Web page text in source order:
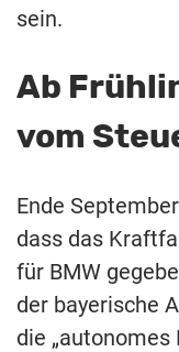
sein.
Ab
vom
Ende
dass das
für BMW
der bayerische
die „autonomes